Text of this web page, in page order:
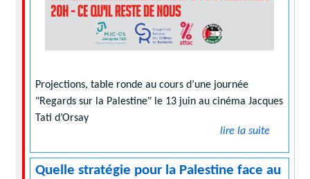
Projections, table ronde au cours d’une journée
"Regards sur la Palestine" le 13 juin au cinéma Jacques
Tati d’Orsay
lire la suite
Quelle stratégie pour la Palestine face au